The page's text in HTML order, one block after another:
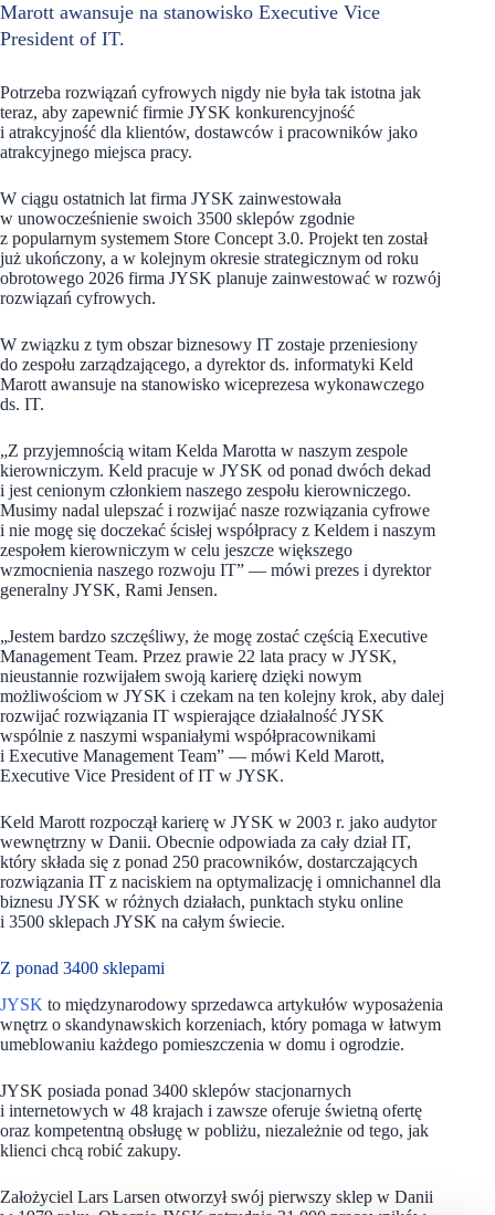
Marott awansuje na stanowisko Executive Vice
President of IT.
Potrzeba rozwiązań cyfrowych nigdy nie była tak istotna jak
teraz, aby zapewnić firmie JYSK konkurencyjność
i atrakcyjność dla klientów, dostawców i pracowników jako
atrakcyjnego miejsca pracy.
W ciągu ostatnich lat firma JYSK zainwestowała
w unowocześnienie swoich 3500 sklepów zgodnie
z popularnym systemem Store Concept 3.0. Projekt ten został
już ukończony, a w kolejnym okresie strategicznym od roku
obrotowego 2026 firma JYSK planuje zainwestować w rozwój
rozwiązań cyfrowych.
W związku z tym obszar biznesowy IT zostaje przeniesiony
do zespołu zarządzającego, a dyrektor ds. informatyki Keld
Marott awansuje na stanowisko wiceprezesa wykonawczego
ds. IT.
„Z przyjemnością witam Kelda Marotta w naszym zespole
kierowniczym. Keld pracuje w JYSK od ponad dwóch dekad
i jest cenionym członkiem naszego zespołu kierowniczego.
Musimy nadal ulepszać i rozwijać nasze rozwiązania cyfrowe
i nie mogę się doczekać ścisłej współpracy z Keldem i naszym
zespołem kierowniczym w celu jeszcze większego
wzmocnienia naszego rozwoju IT” — mówi prezes i dyrektor
generalny JYSK, Rami Jensen.
„Jestem bardzo szczęśliwy, że mogę zostać częścią Executive
Management Team. Przez prawie 22 lata pracy w JYSK,
nieustannie rozwijałem swoją karierę dzięki nowym
możliwościom w JYSK i czekam na ten kolejny krok, aby dalej
rozwijać rozwiązania IT wspierające działalność JYSK
wspólnie z naszymi wspaniałymi współpracownikami
i Executive Management Team” — mówi Keld Marott,
Executive Vice President of IT w JYSK.
Keld Marott rozpoczął karierę w JYSK w 2003 r. jako audytor
wewnętrzny w Danii. Obecnie odpowiada za cały dział IT,
który składa się z ponad 250 pracowników, dostarczających
rozwiązania IT z naciskiem na optymalizację i omnichannel dla
biznesu JYSK w różnych działach, punktach styku online
i 3500 sklepach JYSK na całym świecie.
Z ponad 3400 sklepami
JYSK to międzynarodowy sprzedawca artykułów wyposażenia
wnętrz o skandynawskich korzeniach, który pomaga w łatwym
umeblowaniu każdego pomieszczenia w domu i ogrodzie.
JYSK posiada ponad 3400 sklepów stacjonarnych
i internetowych w 48 krajach i zawsze oferuje świetną ofertę
oraz kompetentną obsługę w pobliżu, niezależnie od tego, jak
klienci chcą robić zakupy.
Założyciel Lars Larsen otworzył swój pierwszy sklep w Danii